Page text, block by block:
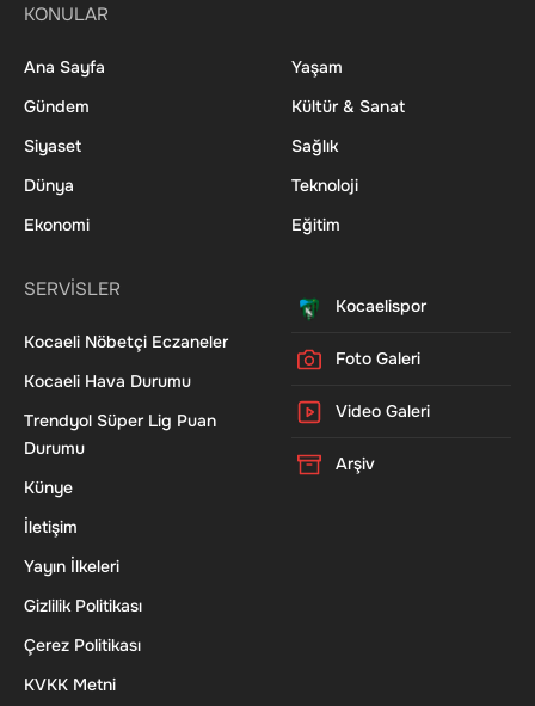
KONULAR
Ana Sayfa
Gündem
Siyaset
Dünya
Ekonomi
Yaşam
Kültür & Sanat
Sağlık
Teknoloji
Eğitim
SERVİSLER
Kocaeli Nöbetçi Eczaneler
Kocaeli Hava Durumu
Trendyol Süper Lig Puan
Durumu
Künye
İletişim
Yayın İlkeleri
Gizlilik Politikası
Çerez Politikası
KVKK Metni
Kocaelispor
Foto Galeri
Video Galeri
Arşiv